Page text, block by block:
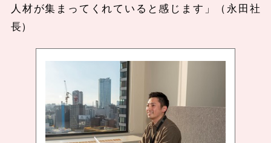
人材が集まってくれていると感じます」（永田社
長）